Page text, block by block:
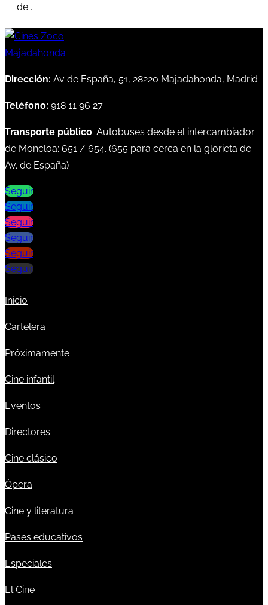
de ...
Dirección: Av de España, 51, 28220 Majadahonda, Madrid
Teléfono: 918 11 96 27
Transporte público: Autobuses desde el intercambiador
de Moncloa: 651 / 654. (655 para cerca en la glorieta de
Av. de España)
Seguir
Seguir
Seguir
Seguir
Seguir
Seguir
Inicio
Cartelera
Próximamente
Cine infantil
Eventos
Directores
Cine clásico
Ópera
Cine y literatura
Pases educativos
Especiales
El Cine